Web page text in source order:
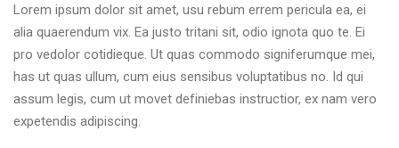
Lorem
Ipsum
için
Lorem ipsum dolor sit amet, usu rebum errem pericula ea, ei
alia quaerendum vix. Ea justo tritani sit, odio ignota quo te. Ei
pro vedolor cotidieque. Ut quas commodo signiferumque mei,
has ut quas ullum, cum eius sensibus voluptatibus no. Id qui
assum legis, cum ut movet definiebas instructior, ex nam vero
expetendis adipiscing.